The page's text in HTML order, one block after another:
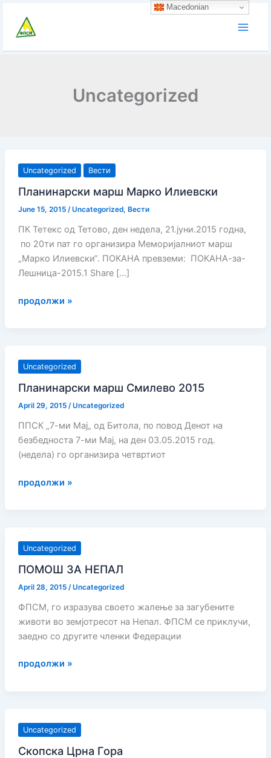
content
Uncategorized
Uncategorized Вести
Планинарски марш Марко Илиевски
June 15, 2015 /Uncategorized, Вести
ПК Тетекс од Тетово, ден недела, 21.јуни.2015 годна,
по 20ти пат го организира Меморијалниот марш
„Марко Илиевски“. ПОКАНА превземи: ПОКАНА-за-
Лешница-2015.1 Share […]
Планинарски
продолжи »
Uncategorized
Планинарски марш Смилево 2015
April 29, 2015 /Uncategorized
ППСК „7-ми Мај„ од Битола, по повод Денот на
безбедноста 7-ми Мај, на ден 03.05.2015 год.
(недела) го организира четвртиот
Планинарски
продолжи »
Uncategorized
ПОМОШ ЗА НЕПАЛ
April 28, 2015 /Uncategorized
ФПСМ, го изразува своето жалење за загубените
животи во земјотресот на Непал. ФПСМ се приклучи,
заедно со другите членки Федерации
ПОМОШ
продолжи »
Uncategorized
Скопска Црна Гора
Macedonian